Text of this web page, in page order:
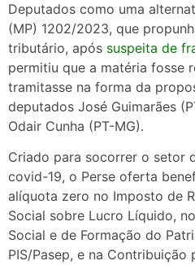
Deputados como uma
(MP) 1202/2023, que
tributário, após suspeita de
permitiu que a matéria fosse
tramitasse na forma da
deputados José Guimarães
Odair Cunha (PT-MG).
Criado para socorrer o setor
covid-19, o Perse oferta
alíquota zero no Imposto de
Social sobre Lucro Líquido,
Social e de Formação do
PIS/Pasep, e na Contribuição